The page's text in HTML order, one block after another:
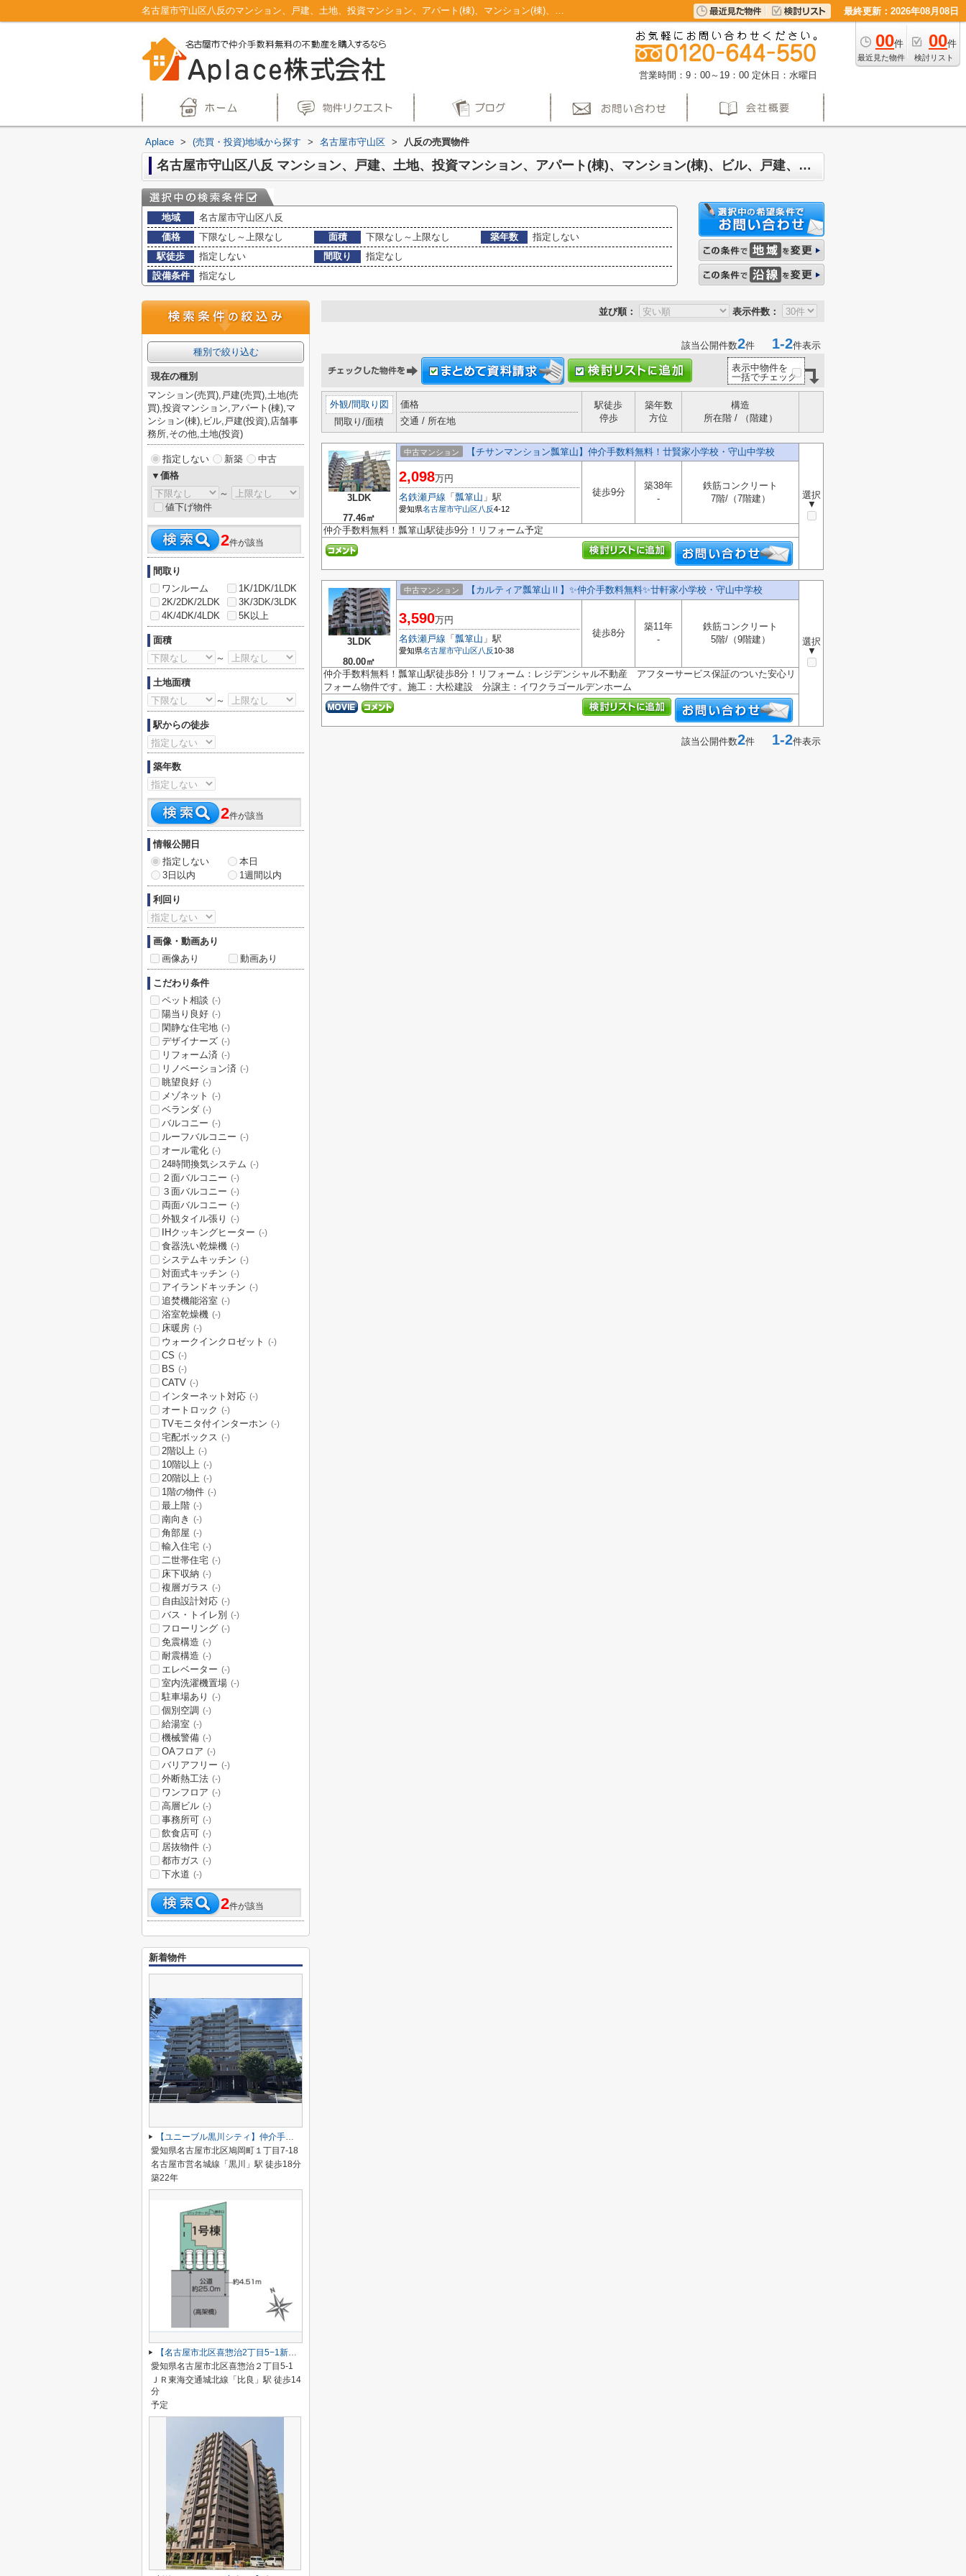
名古屋市守山区八反のマンション、戸建、土地、投資マンション、アパート(棟)、マンション(棟)、ビル、戸建、店舗事務所、その他、土地一覧｜仲介手数料無料！名古屋市で新築戸建てを探すならAplace 最終更新：2026年08月08日
00件
最近見た物件
00件
検討リスト
営業時間：9：00～19：00 定休日：水曜日
Aplace > (売買・投資)地域から探す > 名古屋市守山区 > 八反の売買物件
名古屋市守山区八反 マンション、戸建、土地、投資マンション、アパート(棟)、マンション(棟)、ビル、戸建、店舗事務所、その他、土地一覧
地域
名古屋市守山区八反
価格
下限なし～上限なし 面積 下限なし～上限なし 築年数
指定しない
駅徒歩
指定しない 間取り
指定なし
設備条件
指定なし
並び順： 表示件数：
該当公開件数2件 1-2件表示
表示中物件を
一括でチェック
外観/間取り図
間取り/面積
価格
交通 / 所在地
駅徒歩
停歩
築年数
方位
構造
所在階 / （階建）
3LDK
77.46㎡
中古マンション 【チサンマンション瓢箪山】仲介手数料無料！廿賢家小学校・守山中学校
選択
▼
2,098万円
名鉄瀬戸線 「 瓢箪山 」駅
愛知県名古屋市守山区八反4-12
徒歩9分
築38年
-
鉄筋コンクリート
7階/（7階建）
仲介手数料無料！瓢箪山駅徒歩9分！リフォーム予定
3LDK
80.00㎡
中古マンション 【カルティア瓢箪山Ⅱ】✨️仲介手数料無料✨️廿軒家小学校・守山中学校
選択
▼
3,590万円
名鉄瀬戸線 「 瓢箪山 」駅
愛知県名古屋市守山区八反10-38
徒歩8分
築11年
-
鉄筋コンクリート
5階/（9階建）
仲介手数料無料！瓢箪山駅徒歩8分！リフォーム：レジデンシャル不動産 アフターサービス保証のついた安心リ
フォーム物件です。施工：大松建設 分譲主：イワクラゴールデンホーム
該当公開件数2件 1-2件表示
種別で絞り込む
現在の種別
マンション(売買),戸建(売買),土地(売
買),投資マンション,アパート(棟),マ
ンション(棟),ビル,戸建(投資),店舗事
務所,その他,土地(投資)
指定しない 新築
中古
▼価格
～
値下げ物件
2件が該当
間取り
ワンルーム
1K/1DK/1LDK
2K/2DK/2LDK
3K/3DK/3LDK
4K/4DK/4LDK
5K以上
面積
～
土地面積
～
駅からの徒歩
築年数
2件が該当
情報公開日
指定しない
本日
3日以内
1週間以内
利回り
画像・動画あり
画像あり
動画あり
こだわり条件
ペット相談 (-)
陽当り良好 (-)
閑静な住宅地 (-)
デザイナーズ (-)
リフォーム済 (-)
リノベーション済 (-)
眺望良好 (-)
メゾネット (-)
ベランダ (-)
バルコニー (-)
ルーフバルコニー (-)
オール電化 (-)
24時間換気システム (-)
２面バルコニー (-)
３面バルコニー (-)
両面バルコニー (-)
外観タイル張り (-)
IHクッキングヒーター (-)
食器洗い乾燥機 (-)
システムキッチン (-)
対面式キッチン (-)
アイランドキッチン (-)
追焚機能浴室 (-)
浴室乾燥機 (-)
床暖房 (-)
ウォークインクロゼット (-)
CS (-)
BS (-)
CATV (-)
インターネット対応 (-)
オートロック (-)
TVモニタ付インターホン (-)
宅配ボックス (-)
2階以上 (-)
10階以上 (-)
20階以上 (-)
1階の物件 (-)
最上階 (-)
南向き (-)
角部屋 (-)
輸入住宅 (-)
二世帯住宅 (-)
床下収納 (-)
複層ガラス (-)
自由設計対応 (-)
バス・トイレ別 (-)
フローリング (-)
免震構造 (-)
耐震構造 (-)
エレベーター (-)
室内洗濯機置場 (-)
駐車場あり (-)
個別空調 (-)
給湯室 (-)
機械警備 (-)
OAフロア (-)
バリアフリー (-)
外断熱工法 (-)
ワンフロア (-)
高層ビル (-)
事務所可 (-)
飲食店可 (-)
居抜物件 (-)
都市ガス (-)
下水道 (-)
2件が該当
新着物件
【ユニーブル黒川シティ】仲介手数料無料！城北小学校・北陵中学校
愛知県名古屋市北区鳩岡町１丁目7-18
名古屋市営名城線「黒川」駅 徒歩18分
築22年
【名古屋市北区喜惣治2丁目5−1新築戸建】仲介手数料無料！楠西小学校・楠中学校
愛知県名古屋市北区喜惣治２丁目5-1
ＪＲ東海交通城北線「比良」駅 徒歩14
分
予定